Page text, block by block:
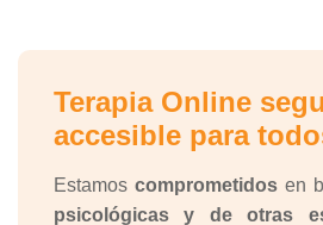
Terapia Online
accesible para
Estamos comprometidos en
psicológicas y de otras